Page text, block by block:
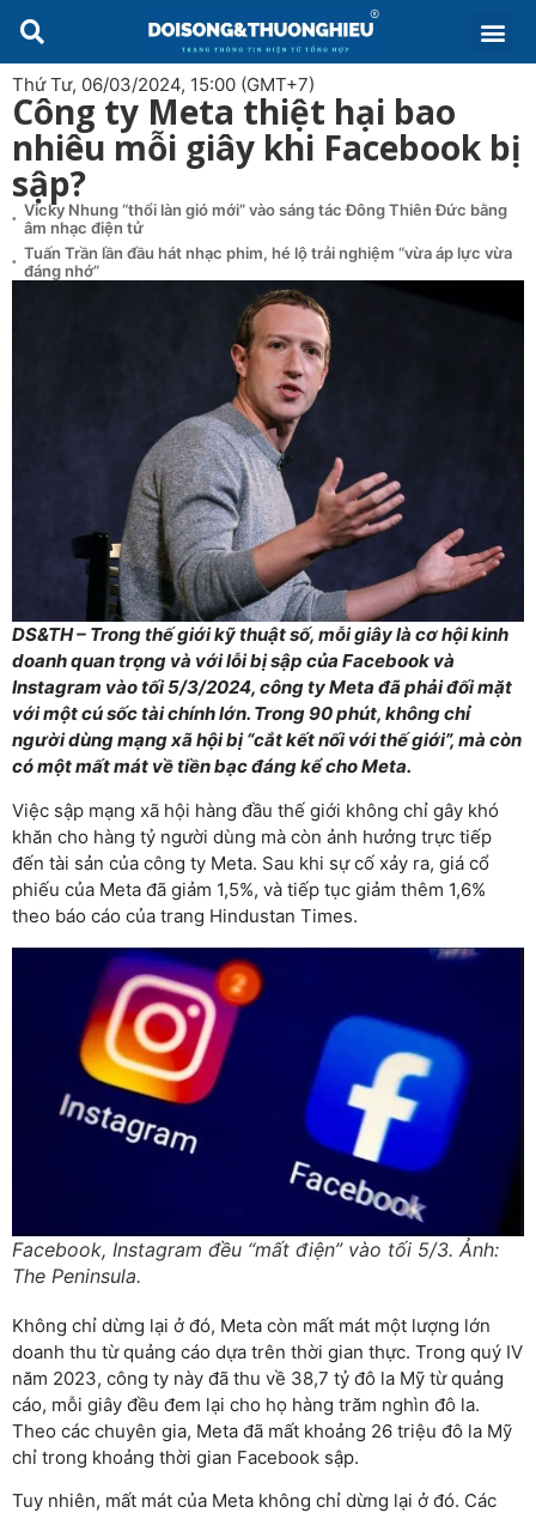
Thứ Tư, 06/03/2024, 15:00 (GMT+7)
Công ty Meta thiệt hại bao
nhiêu mỗi giây khi Facebook bị
sập?
Vicky Nhung “thổi làn gió mới” vào sáng tác Đông Thiên Đức bằng
âm nhạc điện tử
Tuấn Trần lần đầu hát nhạc phim, hé lộ trải nghiệm “vừa áp lực vừa
đáng nhớ”
DS&TH – Trong thế giới kỹ thuật số, mỗi giây là cơ hội kinh
doanh quan trọng và với lỗi bị sập của Facebook và
Instagram vào tối 5/3/2024, công ty Meta đã phải đối mặt
với một cú sốc tài chính lớn. Trong 90 phút, không chỉ
người dùng mạng xã hội bị “cắt kết nối với thế giới”, mà còn
có một mất mát về tiền bạc đáng kể cho Meta.
Việc sập mạng xã hội hàng đầu thế giới không chỉ gây khó
khăn cho hàng tỷ người dùng mà còn ảnh hưởng trực tiếp
đến tài sản của công ty Meta. Sau khi sự cố xảy ra, giá cổ
phiếu của Meta đã giảm 1,5%, và tiếp tục giảm thêm 1,6%
theo báo cáo của trang Hindustan Times.
Facebook, Instagram đều “mất điện” vào tối 5/3. Ảnh:
The Peninsula.
Không chỉ dừng lại ở đó, Meta còn mất mát một lượng lớn
doanh thu từ quảng cáo dựa trên thời gian thực. Trong quý IV
năm 2023, công ty này đã thu về 38,7 tỷ đô la Mỹ từ quảng
cáo, mỗi giây đều đem lại cho họ hàng trăm nghìn đô la.
Theo các chuyên gia, Meta đã mất khoảng 26 triệu đô la Mỹ
chỉ trong khoảng thời gian Facebook sập.
Tuy nhiên, mất mát của Meta không chỉ dừng lại ở đó. Các